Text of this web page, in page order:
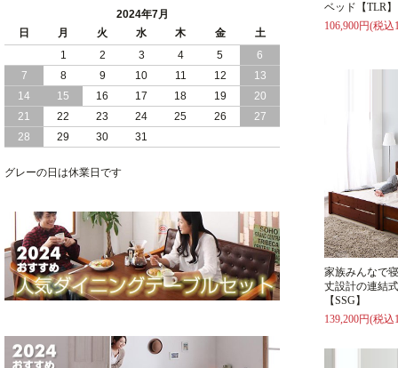
ベッド【TLR】
106,900円(税込
家族みんなで
丈設計の連結
【SSG】
139,200円(税込
畳 仕様 で 敷き布団 が使える 引き出し
収納 付き 大容量 チェスト ベッド 日本
製 ヘッドボードなし
2024/02/23
畳 の 床面 で 敷き布団 で 寝られる 引き
出し 収納庫 付 大容量 チェスト ベッド
日本製
し 収納庫 付き チェスト ベッド 日本製
2024年7月
日
月 火 水 木 金
土
1
2 3 4 5
6
7
8 9 10 11 12
13
14
15 16 17 18 19
20
21
22 23 24 25 26
27
28
29 30 31
グレーの日は休業日です